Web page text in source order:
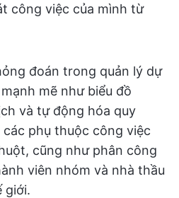
công việc của mình từ
đoán trong quản lý dự
mẽ như biểu đồ
và tự động hóa quy
phụ thuộc công việc
cũng như phân công
viên nhóm và nhà thầu
giới.